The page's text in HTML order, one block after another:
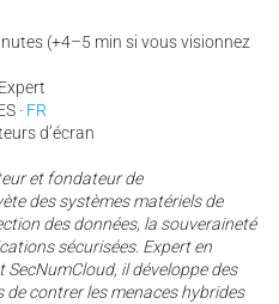
(+4–5 min si vous visionnez
· FR
d’écran
et fondateur de
des systèmes matériels de
des données, la souveraineté
sécurisées. Expert en
SecNumCloud, il développe des
contrer les menaces hybrides